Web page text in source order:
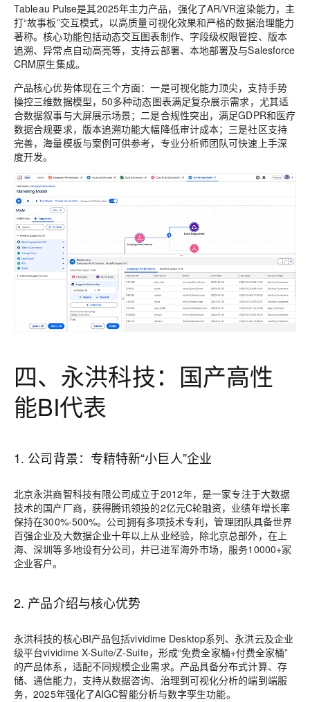
Tableau Pulse是其2025年主力产品，强化了AR/VR渲染能力，主
打“故事板”交互模式，以高质量可视化效果和严格的数据治理能力
著称。核心功能包括动态交互图表制作、字段级权限管控、版本
追溯、异常点自动高亮等，支持云部署、本地部署及与Salesforce
CRM原生集成。
产品核心优势体现在三个方面：一是可视化能力顶尖，支持手势
操控三维数据模型，50多种动态图表满足复杂展示需求，尤其适
合数据叙事与大屏展示场景；二是合规性突出，满足GDPR和医疗
数据合规要求，版本追溯功能大幅降低审计成本；三是社区支持
完善，海量模板与案例可供参考，专业分析师团队可快速上手深
度开发。
四、永洪科技：国产高性
能BI代表
1. 公司背景：专精特新“小巨人”企业
北京永洪商智科技有限公司成立于2012年，是一家专注于大数据
技术的国产厂商，获得腾讯领投的2亿元C轮融资，业绩年增长率
保持在300%-500%。公司拥有多项技术专利，管理团队具备世界
百强企业及大数据企业十年以上从业经验，除北京总部外，在上
海、深圳等多地设有分公司，并已进军海外市场，服务10000+家
企业客户。
2. 产品介绍与核心优势
永洪科技的核心BI产品包括vividime Desktop系列、永洪云及企业
级平台vividime X-Suite/Z-Suite，形成“免费全家桶+付费全家桶”
的产品体系，适配不同规模企业需求。产品具备分布式计算、存
储、通信能力，支持从数据咨询、治理到可视化分析的端到端服
务，2025年强化了AIGC智能分析与数字孪生功能。